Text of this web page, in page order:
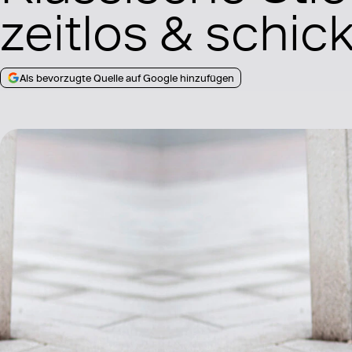
zeitlos &
Als bevorzugte Quelle auf Google hinzufügen